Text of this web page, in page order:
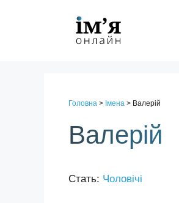
Головна > Імена > Валерій
Валерій
Стать: Чоловічі